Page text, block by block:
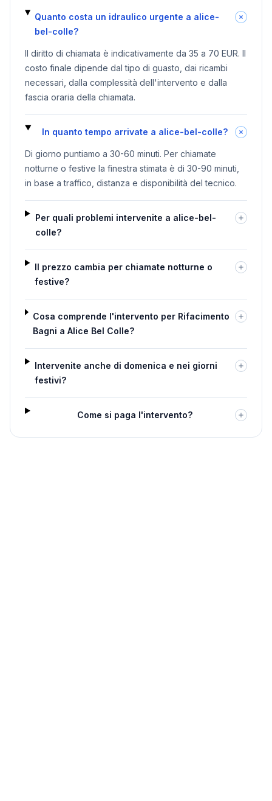
Quanto costa un idraulico urgente a alice-
bel-colle?
Il diritto di chiamata è indicativamente da 35 a 70 EUR. Il
costo finale dipende dal tipo di guasto, dai ricambi
necessari, dalla complessità dell'intervento e dalla
fascia oraria della chiamata.
In quanto tempo arrivate a alice-bel-colle?
Di giorno puntiamo a 30-60 minuti. Per chiamate
notturne o festive la finestra stimata è di 30-90 minuti,
in base a traffico, distanza e disponibilità del tecnico.
Per quali problemi intervenite a alice-bel-
colle?
Il prezzo cambia per chiamate notturne o
festive?
Cosa comprende l'intervento per Rifacimento
Bagni a Alice Bel Colle?
Intervenite anche di domenica e nei giorni
festivi?
Come si paga l'intervento?